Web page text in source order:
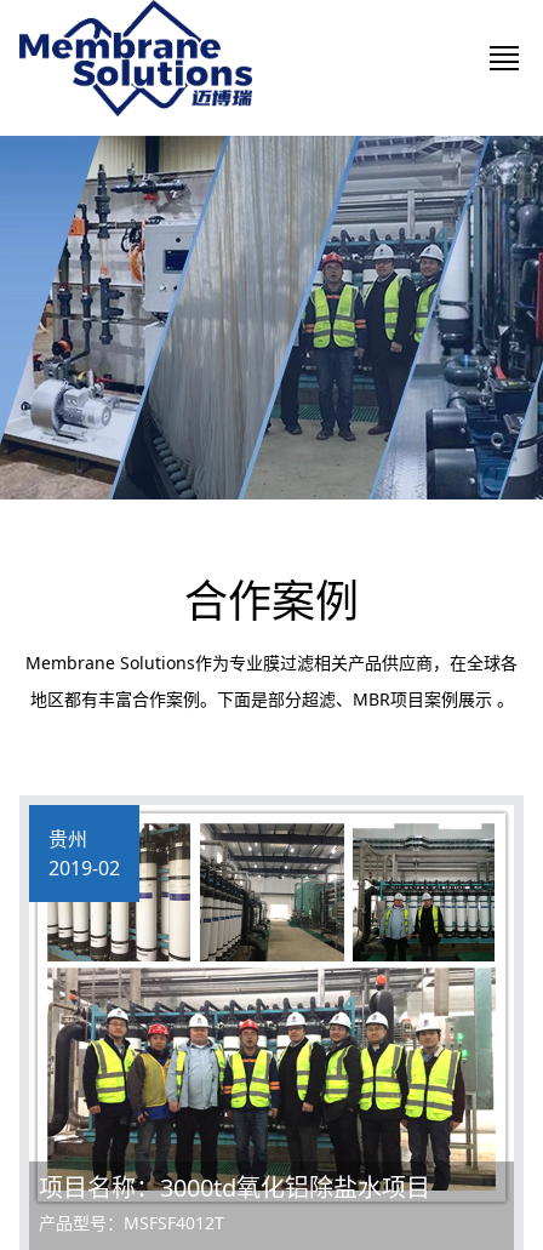
合作案例
Membrane Solutions作为专业膜过滤相关产品供应商，在全球各
地区都有丰富合作案例。下面是部分超滤、MBR项目案例展示 。
贵州
2019-02
项目名称：3000td氧化铝除盐水项目
产品型号：MSFSF4012T